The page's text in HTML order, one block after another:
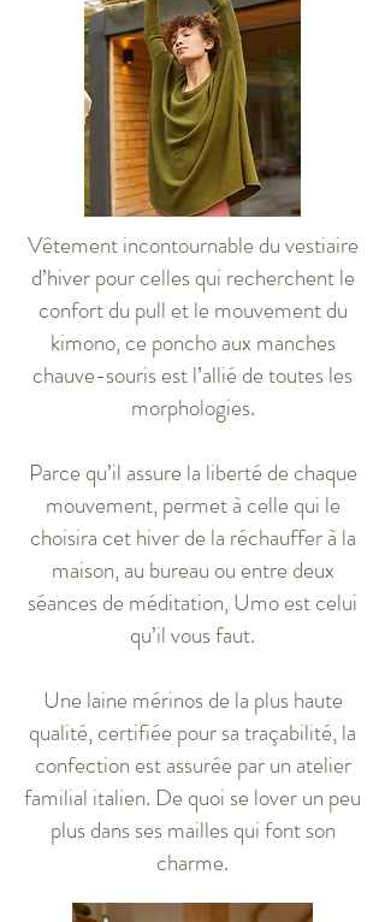
Vêtement incontournable du vestiaire
d’hiver pour celles qui recherchent le
confort du pull et le mouvement du
kimono, ce poncho aux manches
chauve-souris est l’allié de toutes les
morphologies.
Parce qu’il assure la liberté de chaque
mouvement, permet à celle qui le
choisira cet hiver de la réchauffer à la
maison, au bureau ou entre deux
séances de méditation, Umo est celui
qu’il vous faut.
Une laine mérinos de la plus haute
qualité, certifiée pour sa traçabilité, la
confection est assurée par un atelier
familial italien. De quoi se lover un peu
plus dans ses mailles qui font son
charme.